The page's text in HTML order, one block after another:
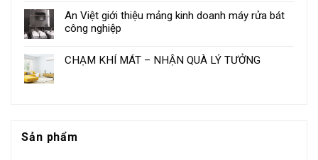
An Việt giới thiệu mảng kinh doanh máy rửa bát
công nghiệp
CHẠM KHÍ MÁT – NHẬN QUÀ LÝ TƯỞNG
Sản phẩm